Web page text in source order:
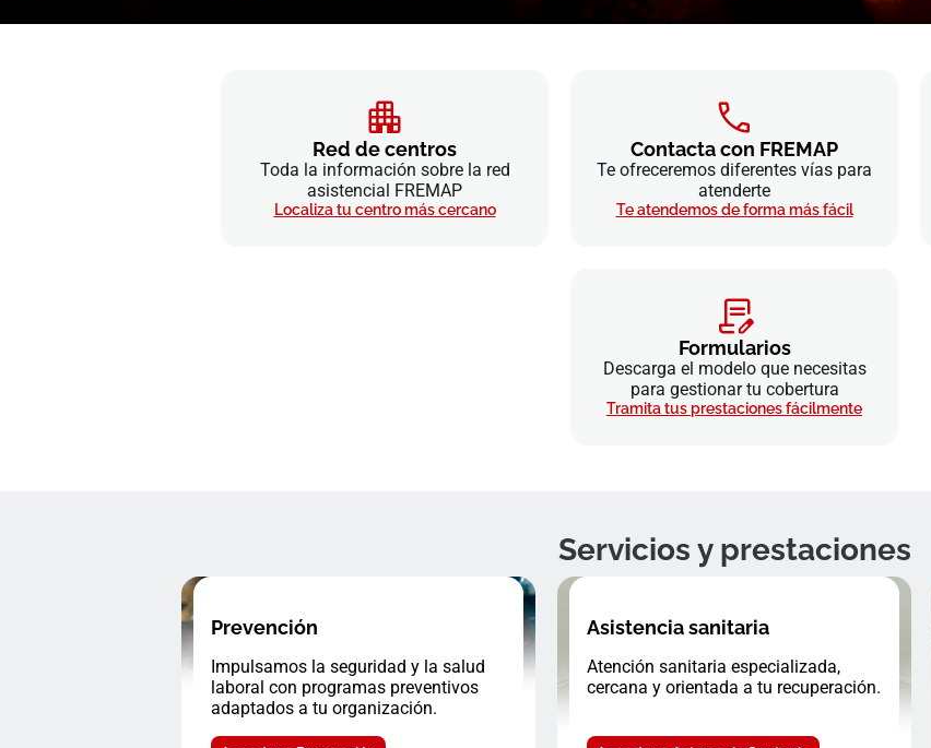
Red de centros
Toda la información sobre la red
asistencial FREMAP
Localiza tu centro más cercano
Contacta con FREMAP
Te ofreceremos diferentes vías para
atenderte
Te atendemos de forma más fácil
Formularios
Descarga el modelo que necesitas
para gestionar tu cobertura
Tramita tus prestaciones fácilmente
Servicios y prestaciones
Prevención
Impulsamos la seguridad y la salud
laboral con programas preventivos
adaptados a tu organización.
Asistencia sanitaria
Atención sanitaria especializada,
cercana y orientada a tu recuperación.